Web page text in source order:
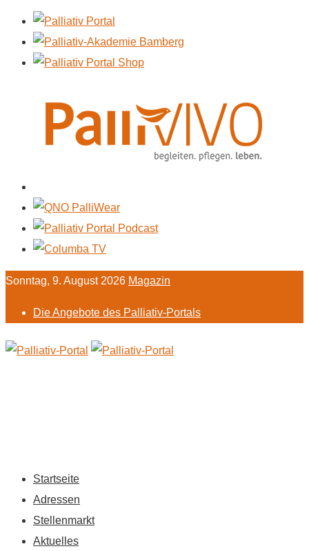
Sonntag, 9. August 2026 Magazin
Die Angebote des Palliativ-Portals
Startseite
Adressen
Stellenmarkt
Aktuelles